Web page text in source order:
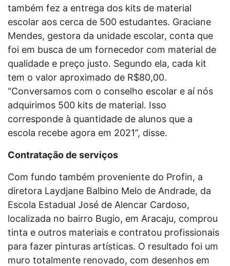
também fez a entrega dos kits de material
escolar aos cerca de 500 estudantes. Graciane
Mendes, gestora da unidade escolar, conta que
foi em busca de um fornecedor com material de
qualidade e preço justo. Segundo ela, cada kit
tem o valor aproximado de R$80,00.
“Conversamos com o conselho escolar e aí nós
adquirimos 500 kits de material. Isso
corresponde à quantidade de alunos que a
escola recebe agora em 2021”, disse.
Contratação de serviços
Com fundo também proveniente do Profin, a
diretora Laydjane Balbino Melo de Andrade, da
Escola Estadual José de Alencar Cardoso,
localizada no bairro Bugio, em Aracaju, comprou
tinta e outros materiais e contratou profissionais
para fazer pinturas artísticas. O resultado foi um
muro totalmente renovado, com desenhos em